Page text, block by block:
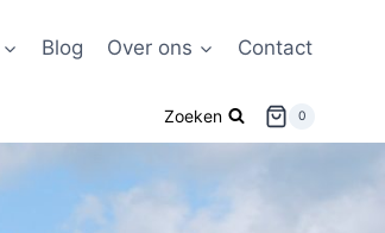
Blog Over ons Contact
Zoeken 0